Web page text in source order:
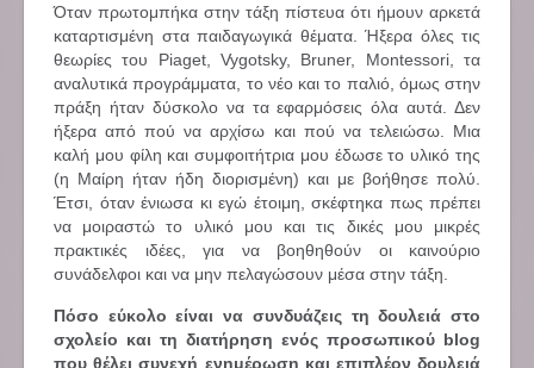
Όταν πρωτομπήκα στην τάξη πίστευα ότι ήμουν αρκετά
καταρτισμένη στα παιδαγωγικά θέματα. Ήξερα όλες τις
θεωρίες του Piaget, Vygotsky, Bruner, Montessori, τα
αναλυτικά προγράμματα, το νέο και το παλιό, όμως στην
πράξη ήταν δύσκολο να τα εφαρμόσεις όλα αυτά. Δεν
ήξερα από πού να αρχίσω και πού να τελειώσω. Μια
καλή μου φίλη και συμφοιτήτρια μου έδωσε το υλικό της
(η Μαίρη ήταν ήδη διορισμένη) και με βοήθησε πολύ.
Έτσι, όταν ένιωσα κι εγώ έτοιμη, σκέφτηκα πως πρέπει
να μοιραστώ το υλικό μου και τις δικές μου μικρές
πρακτικές ιδέες, για να βοηθηθούν οι καινούριο
συνάδελφοι και να μην πελαγώσουν μέσα στην τάξη.
Πόσο εύκολο είναι να συνδυάζεις τη δουλειά στο
σχολείο και τη διατήρηση ενός προσωπικού blog
που θέλει συνεχή ενημέρωση και επιπλέον δουλειά